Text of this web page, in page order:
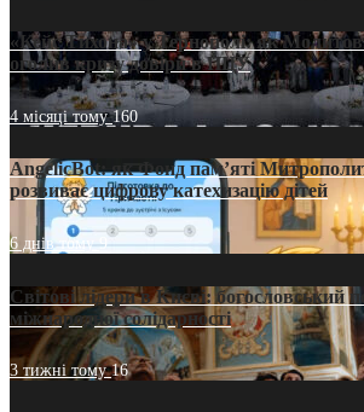
«Кейс Тихона» у Тернополі: як
оголив кризу довіри в ПЦУ
4 місяці тому160
AngelicBot: як Фонд пам’яті
розвиває цифрову катехизацію дітей
6 днів тому9
Світові лідери в Києві: богословський
міжнародної солідарності
3 тижні тому16